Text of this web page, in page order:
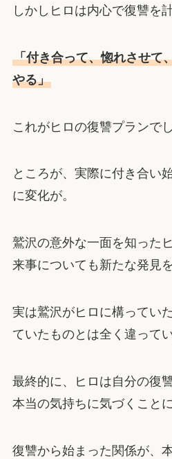
しかしヒロは内心で復讐を
「付き合って、惚れさせて
やる」
これがヒロの復讐プランでし
ところが、実際に付き合い
に変化が。
鷲沢の意外な一面を知った
来事についても新たな発見
実は鷲沢がヒロに構ってい
ていたものとは全く違って
最終的に、ヒロは自分の復
本当の気持ちに気づくこと
復讐から始まった関係が、